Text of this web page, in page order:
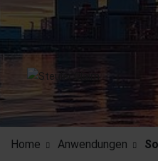
Home Anwendungen